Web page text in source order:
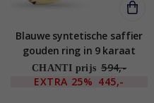
Blauwe syntetische saffier
gouden ring in 9 karaat
goud
CHANTI prijs 594,-
EXTRA 25% 445,-